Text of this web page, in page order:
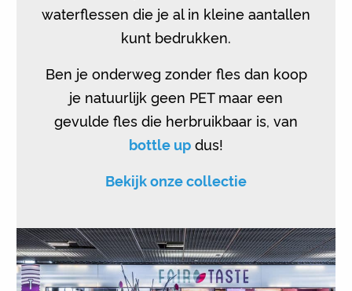
waterflessen die je al in kleine aantallen
kunt bedrukken.
Ben je onderweg zonder fles dan koop
je natuurlijk geen PET maar een
gevulde fles die herbruikbaar is, van
bottle up dus!
Bekijk onze collectie